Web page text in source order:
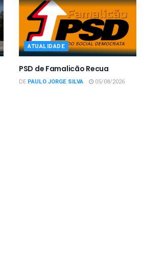
ATUALIDADE
PSD de Famalicão Recua
DE PAULO JORGE SILVA 05/08/2026